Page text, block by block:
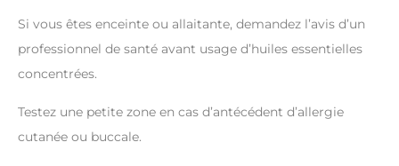
Si vous êtes enceinte ou allaitante, demandez l’avis d’un
professionnel de santé avant usage d’huiles essentielles
concentrées.
Testez une petite zone en cas d’antécédent d’allergie
cutanée ou buccale.